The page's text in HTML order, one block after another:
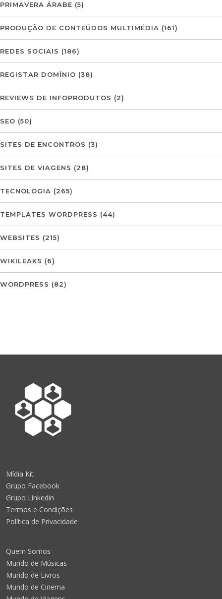
PRIMAVERA ÁRABE (5)
PRODUÇÃO DE CONTEÚDOS MULTIMÉDIA (161)
REDES SOCIAIS (186)
REGISTAR DOMÍNIO (38)
REVIEWS DE INFOPRODUTOS (2)
SEO (50)
SITES DE ENCONTROS (3)
SITES DE VIAGENS (28)
TECNOLOGIA (265)
TEMPLATES WORDPRESS (44)
WEBSITES (215)
WIKILEAKS (6)
WORDPRESS (82)
Mídia Kit
Grupo Facebook
Grupo Linkedin
Termos e Condições
Política de Privacidade
Quem Somos
Mundo de Músicas
Mundo de Livros
Mundo de Cinema